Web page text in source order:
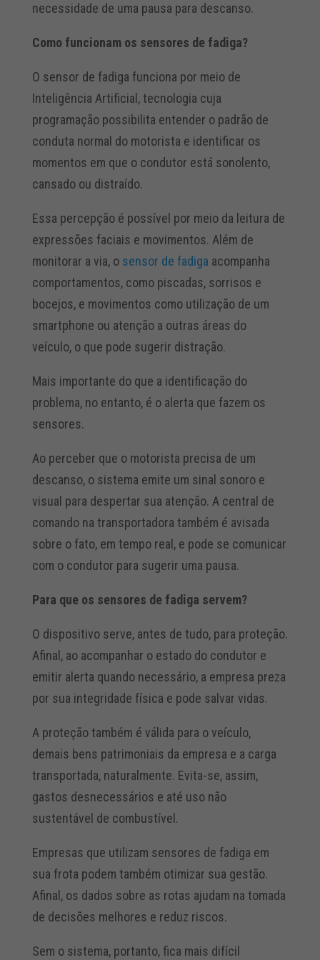
necessidade de uma pausa para descanso.
Como funcionam os sensores de fadiga?
O sensor de fadiga funciona por meio de
Inteligência Artificial, tecnologia cuja
programação possibilita entender o padrão de
conduta normal do motorista e identificar os
momentos em que o condutor está sonolento,
cansado ou distraído.
Essa percepção é possível por meio da leitura de
expressões faciais e movimentos. Além de
monitorar a via, o sensor de fadiga acompanha
comportamentos, como piscadas, sorrisos e
bocejos, e movimentos como utilização de um
smartphone ou atenção a outras áreas do
veículo, o que pode sugerir distração.
Mais importante do que a identificação do
problema, no entanto, é o alerta que fazem os
sensores.
Ao perceber que o motorista precisa de um
descanso, o sistema emite um sinal sonoro e
visual para despertar sua atenção. A central de
comando na transportadora também é avisada
sobre o fato, em tempo real, e pode se comunicar
com o condutor para sugerir uma pausa.
Para que os sensores de fadiga servem?
O dispositivo serve, antes de tudo, para proteção.
Afinal, ao acompanhar o estado do condutor e
emitir alerta quando necessário, a empresa preza
por sua integridade física e pode salvar vidas.
A proteção também é válida para o veículo,
demais bens patrimoniais da empresa e a carga
transportada, naturalmente. Evita-se, assim,
gastos desnecessários e até uso não
sustentável de combustível.
Empresas que utilizam sensores de fadiga em
sua frota podem também otimizar sua gestão.
Afinal, os dados sobre as rotas ajudam na tomada
de decisões melhores e reduz riscos.
Sem o sistema, portanto, fica mais difícil